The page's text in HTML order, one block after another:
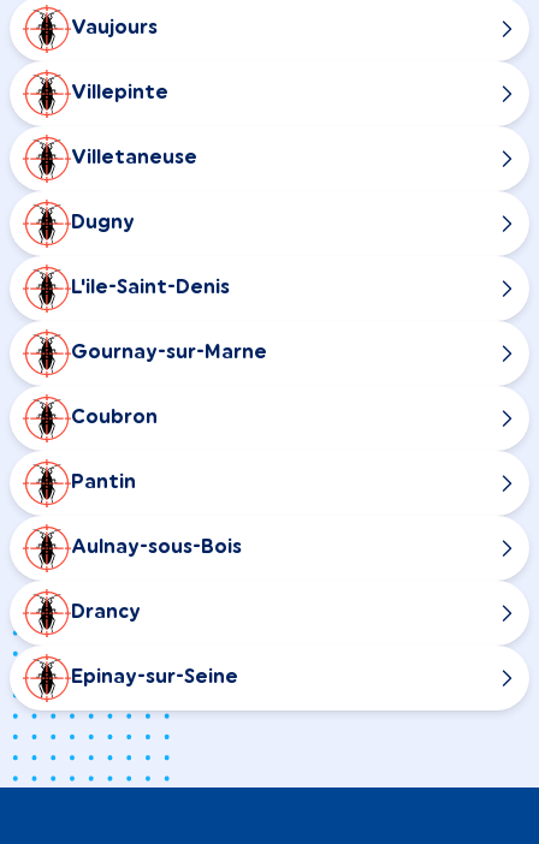
Vaujours
Villepinte
Villetaneuse
Dugny
L'ile-Saint-Denis
Gournay-sur-Marne
Coubron
Pantin
Aulnay-sous-Bois
Drancy
Epinay-sur-Seine